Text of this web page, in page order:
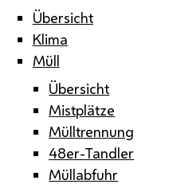
Übersicht
Klima
Müll
Übersicht
Mistplätze
Mülltrennung
48er-Tandler
Müllabfuhr